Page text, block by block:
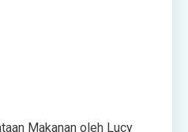
Makanan oleh Lucy